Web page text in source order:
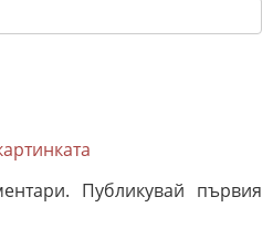
Публикувай първия